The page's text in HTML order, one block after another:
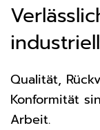
Qualität,
Konformität
Arbeit.